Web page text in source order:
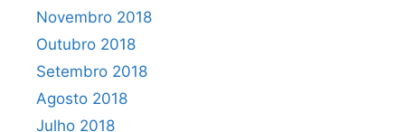
Novembro 2018
Outubro 2018
Setembro 2018
Agosto 2018
Julho 2018